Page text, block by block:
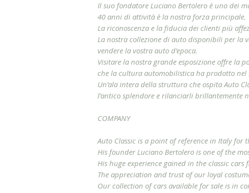
Il suo fondatore Luciano Bertolero è uno dei
40 anni di attività è la nostra forza principale.
La riconoscenza e la fiducia dei clienti più
La nostra collezione di auto disponibili per la
vendere la vostra auto d’epoca.
Visitare la nostra grande esposizione offre la
che la cultura automobilistica ha prodotto nel
Un’ala intera della struttura che ospita Auto
l’antico splendore e rilanciarli brillantemente
COMPANY
Auto Classic is a point of reference in Italy for
His founder Luciano Bertolero is one of the
His huge experience gained in the classic
The appreciation and trust of our loyal
Our collection of cars available for sale is in